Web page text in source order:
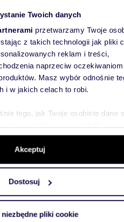
Twoich danych
przetwarzamy Twoje
z takich technologii jak pliki
reklam i treści,
naprzeciw oczekiwaniom
Masz wybór odnośnie
i w jakich celach to robi.
tego, jak Twoje osobiste dane
plików cookie możesz zmienić
chwili.
i analizować ruch w
jak korzystasz z naszej witryny,
połączyć te informacje z
Akceptuj
Dostosuj
niezbędne pliki cookie
Unikalny loft 98 m² w zabytkowej kamienicy w
Gotowe